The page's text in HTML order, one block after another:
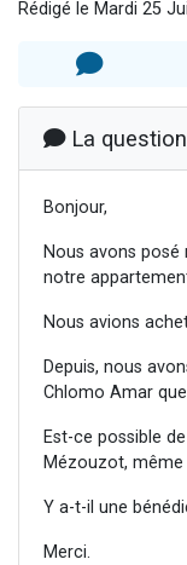
Rédigé le Mardi 25
La question
Bonjour,
Nous avons posé
notre
Nous avions
Depuis, nous
Chlomo Amar
Est-ce possible
Mézouzot, même
Y a-t-il une
Merci.